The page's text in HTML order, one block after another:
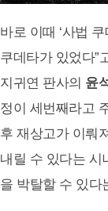
바로 이때 ‘사법
쿠데타가 있었다”
지귀연 판사의 윤
정이 세번째라고
후 재상고가 이뤄
내릴 수 있다는 시
을 박탈할 수 있다